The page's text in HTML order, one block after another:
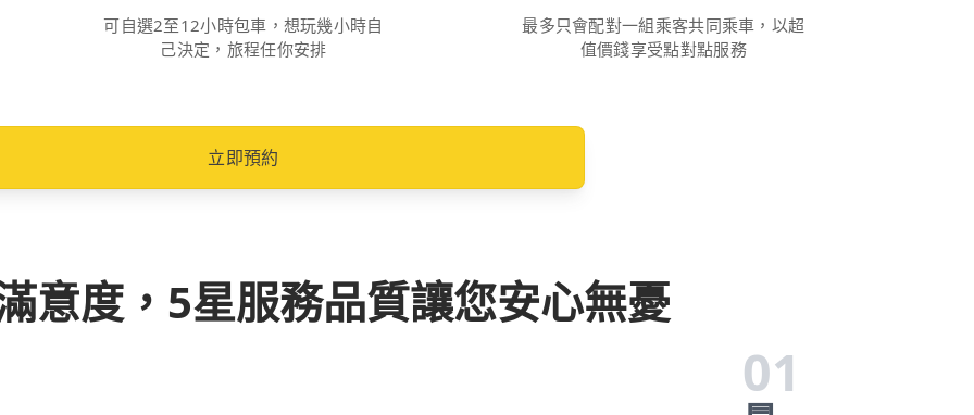
可自選2至12小時包車，想玩幾小時自
己決定，旅程任你安排
最多只會配對一組乘客共同乘車，以超
值價錢享受點對點服務
立即預約
意度，5星服務品質讓您安心無憂
01